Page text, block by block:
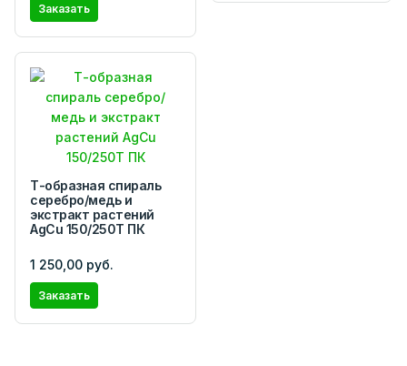
Заказать
Т-образная спираль
серебро/медь и
экстракт растений
AgCu 150/250Т ПК
1 250,00 руб.
Заказать